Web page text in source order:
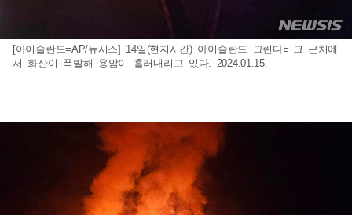
[아이슬란드=AP/뉴시스] 14일(현지시간) 아이슬란드 그린다비크 근처에
서 화산이 폭발해 용암이 흘러내리고 있다. 2024.01.15.